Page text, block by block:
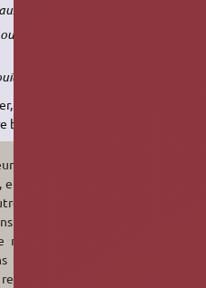
éléments
éléments
l'écran
voire à déplacer la nouvelle
barre de menu.
d'écran
encore
le fait
peuvent